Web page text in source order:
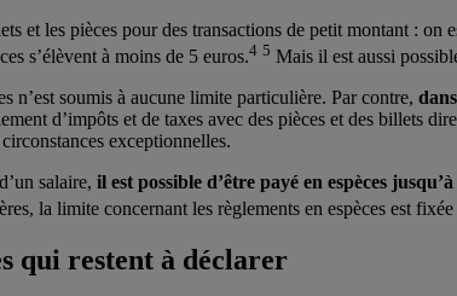
et les pièces pour des transactions de petit montant :
s’élèvent à moins de 5 euros.4 5 Mais il est aussi
n’est soumis à aucune limite particulière. Par contre,
d’impôts et de taxes avec des pièces et des billets
exceptionnelles.
salaire, il est possible d’être payé en espèces
la limite concernant les règlements en espèces est
qui restent à déclarer